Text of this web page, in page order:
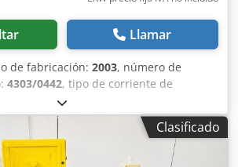
Llamar
de fabricación: 2003, número de
4303/0442, tipo de corriente de
, tensión de entrada:
Marcado CE, En venta La
en 2003) es una máquina
de chapas de madera. Es muy
Clasificado